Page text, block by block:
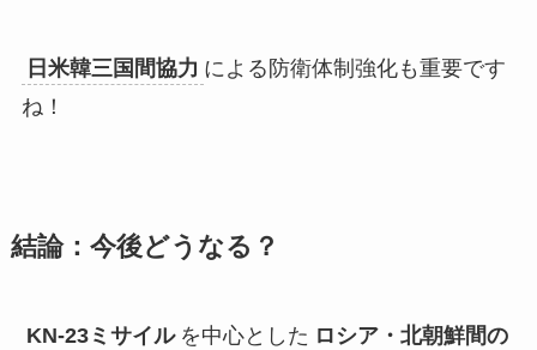
日米韓三国間協力 による防衛体制強化も重要です
ね！
結論：今後どうなる？
KN-23ミサイル を中心とした ロシア・北朝鮮間の